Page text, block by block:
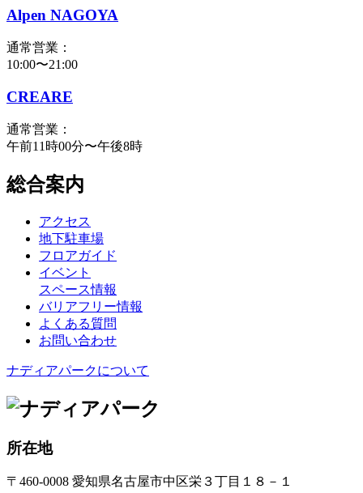
Alpen NAGOYA
通常営業：
10:00〜21:00
CREARE
通常営業：
午前11時00分〜午後8時
総合案内
アクセス
地下駐車場
フロアガイド
イベント
スペース情報
バリアフリー情報
よくある質問
お問い合わせ
ナディアパークについて
所在地
〒460-0008 愛知県名古屋市中区栄３丁目１８－１